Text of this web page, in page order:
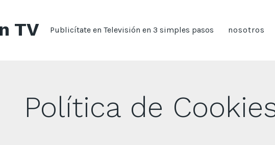
TV Publicítate en Televisión en 3 simples pasos nosotros
Política de